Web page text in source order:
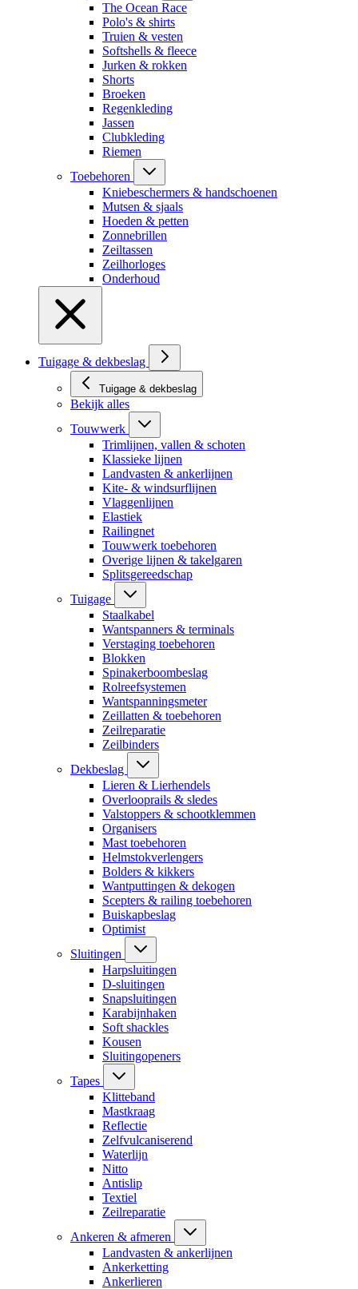
The Ocean Race
Polo's & shirts
Truien & vesten
Softshells & fleece
Jurken & rokken
Shorts
Broeken
Regenkleding
Jassen
Clubkleding
Riemen
Toebehoren
Kniebeschermers & handschoenen
Mutsen & sjaals
Hoeden & petten
Zonnebrillen
Zeiltassen
Zeilhorloges
Onderhoud
Tuigage & dekbeslag
Tuigage & dekbeslag
Bekijk alles
Touwwerk
Trimlijnen, vallen & schoten
Klassieke lijnen
Landvasten & ankerlijnen
Kite- & windsurflijnen
Vlaggenlijnen
Elastiek
Railingnet
Touwwerk toebehoren
Overige lijnen & takelgaren
Splitsgereedschap
Tuigage
Staalkabel
Wantspanners & terminals
Verstaging toebehoren
Blokken
Spinakerboombeslag
Rolreefsystemen
Wantspanningsmeter
Zeillatten & toebehoren
Zeilreparatie
Zeilbinders
Dekbeslag
Lieren & Lierhendels
Overlooprails & sledes
Valstoppers & schootklemmen
Organisers
Mast toebehoren
Helmstokverlengers
Bolders & kikkers
Wantputtingen & dekogen
Scepters & railing toebehoren
Buiskapbeslag
Optimist
Sluitingen
Harpsluitingen
D-sluitingen
Snapsluitingen
Karabijnhaken
Soft shackles
Kousen
Sluitingopeners
Tapes
Klitteband
Mastkraag
Reflectie
Zelfvulcaniserend
Waterlijn
Nitto
Antislip
Textiel
Zeilreparatie
Ankeren & afmeren
Landvasten & ankerlijnen
Ankerketting
Ankerlieren